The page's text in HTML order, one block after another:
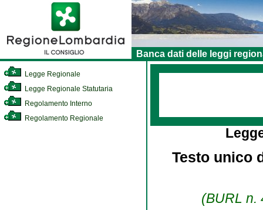
Banca dati delle leggi
Legge Regionale
Legge Regionale Statutaria
Regolamento Interno
Regolamento Regionale
Testo unico
(BURL n.